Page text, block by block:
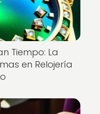
Tiempo: La
en Relojería